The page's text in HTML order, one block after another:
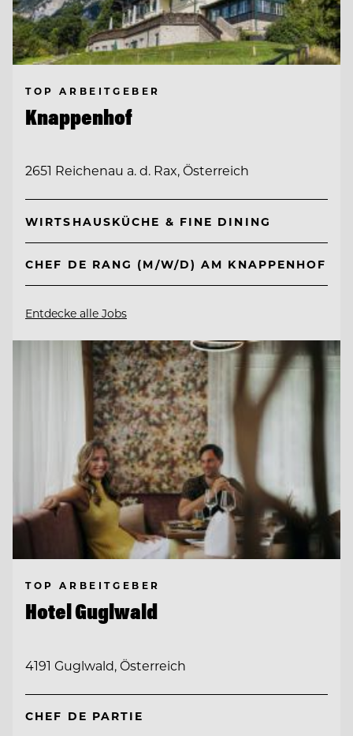
TOP ARBEITGEBER
Knappenhof
2651 Reichenau a. d. Rax, Österreich
WIRTSHAUSKÜCHE & FINE DINING
CHEF DE RANG (M/W/D) AM KNAPPENHOF
Entdecke alle Jobs
TOP ARBEITGEBER
Hotel Guglwald
4191 Guglwald, Österreich
CHEF DE PARTIE